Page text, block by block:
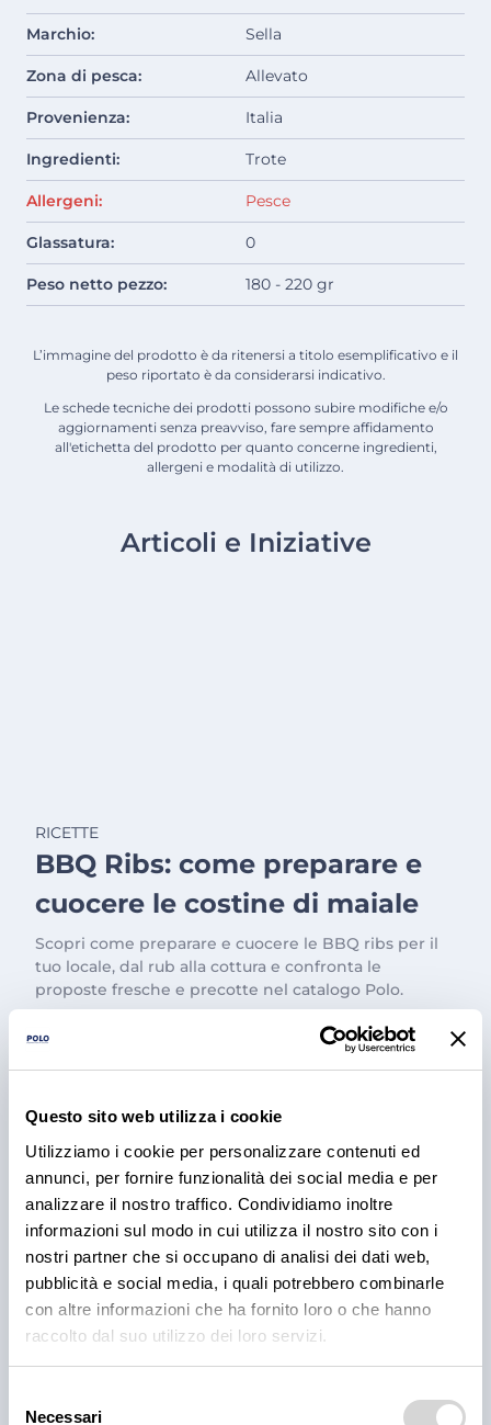
Questo sito web utilizza i cookie
Utilizziamo i cookie per personalizzare contenuti ed
annunci, per fornire funzionalità dei social media e per
analizzare il nostro traffico. Condividiamo inoltre
informazioni sul modo in cui utilizza il nostro sito con i
nostri partner che si occupano di analisi dei dati web,
pubblicità e social media, i quali potrebbero combinarle
con altre informazioni che ha fornito loro o che hanno
raccolto dal suo utilizzo dei loro servizi.
delNecessari
Marchio: Sella
Zona di pesca: Allevato
Provenienza: Italia
Ingredienti: Trote
Allergeni: Pesce
Glassatura: 0
Peso netto pezzo: 180 - 220 gr
L’immagine del prodotto è da ritenersi a titolo esemplificativo e il
peso riportato è da considerarsi indicativo.
Le schede tecniche dei prodotti possono subire modifiche e/o
aggiornamenti senza preavviso, fare sempre affidamento
all'etichetta del prodotto per quanto concerne ingredienti,
allergeni e modalità di utilizzo.
Articoli e Iniziative
RICETTE
BBQ Ribs: come preparare e
cuocere le costine di maiale
Scopri come preparare e cuocere le BBQ ribs per il
tuo locale, dal rub alla cottura e confronta le
proposte fresche e precotte nel catalogo Polo.
3 ago 2026
PRODOTTI
Cantina Valle Isarco: